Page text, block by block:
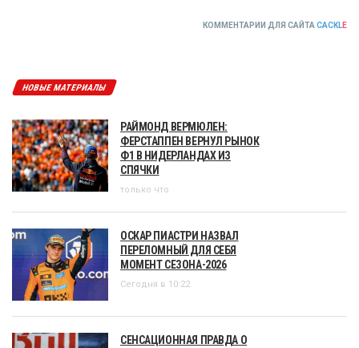
КОММЕНТАРИИ ДЛЯ САЙТА CACKLE
НОВЫЕ МАТЕРИАЛЫ
РАЙМОНД ВЕРМЮЛЕН:
ФЕРСТАППЕН ВЕРНУЛ РЫНОК
Ф1 В НИДЕРЛАНДАХ ИЗ
СПЯЧКИ
только что
ОСКАР ПИАСТРИ НАЗВАЛ
ПЕРЕЛОМНЫЙ ДЛЯ СЕБЯ
МОМЕНТ СЕЗОНА-2026
Сегодня в 10:22
СЕНСАЦИОННАЯ ПРАВДА О